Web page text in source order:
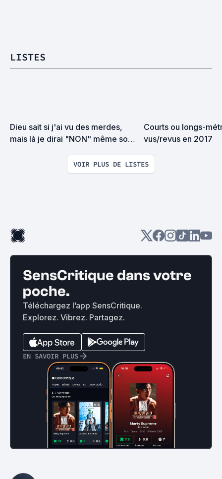
LISTES
Dieu sait si j'ai vu des merdes,
mais là je dirai "NON" même sous
Courts ou longs-
vus/revus en 2017
VOIR PLUS DE LISTES
SensCritique dans votre
poche.
Téléchargez l’app SensCritique.
Explorez. Vibrez. Partagez.
EN SAVOIR PLUS